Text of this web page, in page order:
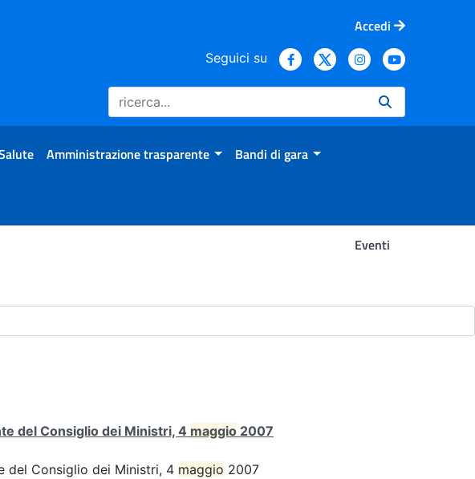
Accedi
Seguici su
Amministrazione trasparente Bandi di gara
Eventi
del Consiglio dei Ministri, 4 maggio 2007
del Consiglio dei Ministri, 4 maggio 2007